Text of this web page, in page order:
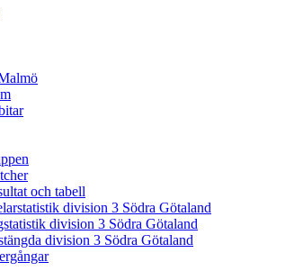
och tabell
division 3 Södra Götaland
division 3 Södra Götaland
division 3 Södra Götaland